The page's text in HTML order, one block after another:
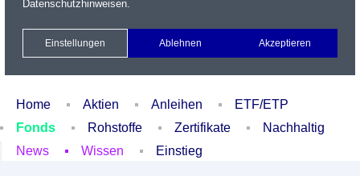
Xetra Realtime
Watchlist Portfolio Login
Home Aktien Anleihen
ETF/ETP
Fonds
Rohstoffe Zertifikate
Nachhaltig
News
Wissen Einstieg
Datenschutzhinweisen.
Einstellungen Ablehnen Akzeptieren